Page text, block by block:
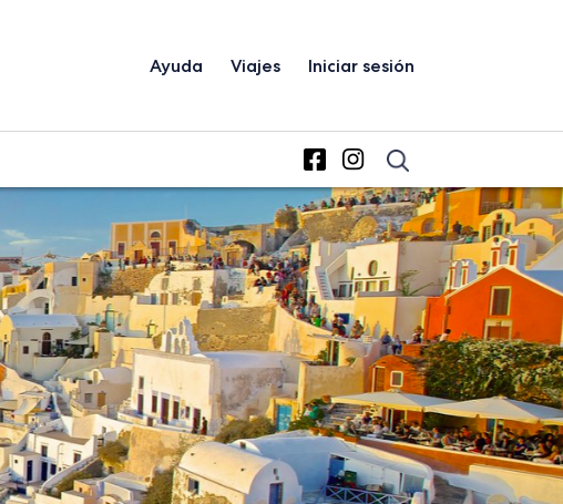
Ayuda Viajes Iniciar sesión